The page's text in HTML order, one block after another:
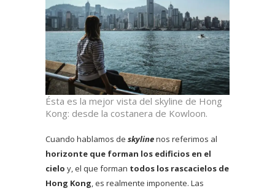
Ésta es la mejor vista del skyline de Hong
Kong: desde la costanera de Kowloon.
Cuando hablamos de skylinenos referimos al
horizonte que forman los edificios en el
cielo y, el que forman todos los rascacielos de
Hong Kong, es realmente imponente. Las